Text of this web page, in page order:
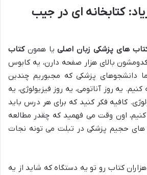
کتابخانه ای در جیب
های پزشکی زبان اصلییا همونکتاب
بالای هزار صفحه دارن، یه کابوس
دانشجوهای پزشکی که مجبوریم چندین
یه روز آناتومی، یه روز فیزیولوژی، یه
کافیه فکر کنید که برای هر درس باید
اون وقت می فهمید که چقدر مطالعه
های حجیم پزشکی در تبلت می تونه نجات
کتاب رو تو یه دستگاه که شاید از یه